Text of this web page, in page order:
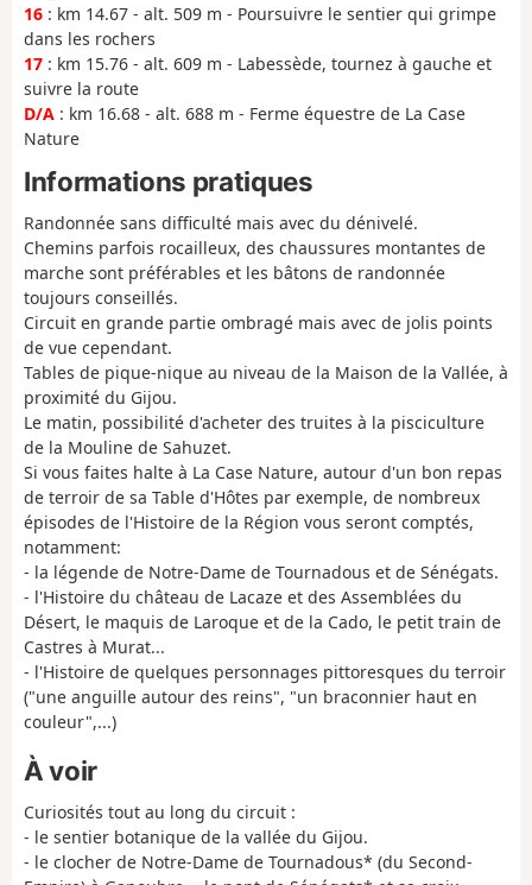
16 : km 14.67 - alt. 509 m - Poursuivre le sentier qui grimpe
dans les rochers
17 : km 15.76 - alt. 609 m - Labessède, tournez à gauche et
suivre la route
D/A : km 16.68 - alt. 688 m - Ferme équestre de La Case
Nature
Informations pratiques
Randonnée sans difficulté mais avec du dénivelé.
Chemins parfois rocailleux, des chaussures montantes de
marche sont préférables et les bâtons de randonnée
toujours conseillés.
Circuit en grande partie ombragé mais avec de jolis points
de vue cependant.
Tables de pique-nique au niveau de la Maison de la Vallée, à
proximité du Gijou.
Le matin, possibilité d'acheter des truites à la pisciculture
de la Mouline de Sahuzet.
Si vous faites halte à La Case Nature, autour d'un bon repas
de terroir de sa Table d'Hôtes par exemple, de nombreux
épisodes de l'Histoire de la Région vous seront comptés,
notamment:
- la légende de Notre-Dame de Tournadous et de Sénégats.
- l'Histoire du château de Lacaze et des Assemblées du
Désert, le maquis de Laroque et de la Cado, le petit train de
Castres à Murat...
- l'Histoire de quelques personnages pittoresques du terroir
("une anguille autour des reins", "un braconnier haut en
couleur",...)
À voir
Curiosités tout au long du circuit :
- le sentier botanique de la vallée du Gijou.
- le clocher de Notre-Dame de Tournadous* (du Second-